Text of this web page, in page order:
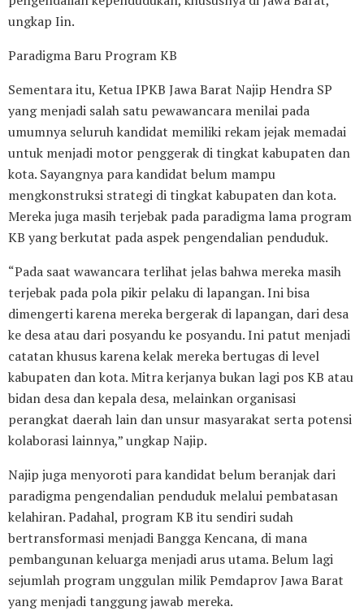
ungkap Iin.
Paradigma Baru Program KB
Sementara itu, Ketua IPKB Jawa Barat Najip Hendra SP
yang menjadi salah satu pewawancara menilai pada
umumnya seluruh kandidat memiliki rekam jejak memadai
untuk menjadi motor penggerak di tingkat kabupaten dan
kota. Sayangnya para kandidat belum mampu
mengkonstruksi strategi di tingkat kabupaten dan kota.
Mereka juga masih terjebak pada paradigma lama program
KB yang berkutat pada aspek pengendalian penduduk.
“Pada saat wawancara terlihat jelas bahwa mereka masih
terjebak pada pola pikir pelaku di lapangan. Ini bisa
dimengerti karena mereka bergerak di lapangan, dari desa
ke desa atau dari posyandu ke posyandu. Ini patut menjadi
catatan khusus karena kelak mereka bertugas di level
kabupaten dan kota. Mitra kerjanya bukan lagi pos KB atau
bidan desa dan kepala desa, melainkan organisasi
perangkat daerah lain dan unsur masyarakat serta potensi
kolaborasi lainnya,” ungkap Najip.
Najip juga menyoroti para kandidat belum beranjak dari
paradigma pengendalian penduduk melalui pembatasan
kelahiran. Padahal, program KB itu sendiri sudah
bertransformasi menjadi Bangga Kencana, di mana
pembangunan keluarga menjadi arus utama. Belum lagi
sejumlah program unggulan milik Pemdaprov Jawa Barat
yang menjadi tanggung jawab mereka.